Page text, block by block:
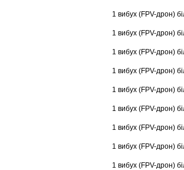
1 вибух (FPV-дрон)
1 вибух (FPV-дрон)
1 вибух (FPV-дрон)
1 вибух (FPV-дрон)
1 вибух (FPV-дрон)
1 вибух (FPV-дрон)
1 вибух (FPV-дрон)
1 вибух (FPV-дрон)
1 вибух (FPV-дрон)